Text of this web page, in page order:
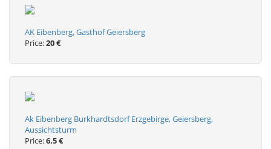
AK Eibenberg, Gasthof Geiersberg
Price:20 €
Ak Eibenberg Burkhardtsdorf Erzgebirge, Geiersberg,
Aussichtsturm
Price:6.5 €